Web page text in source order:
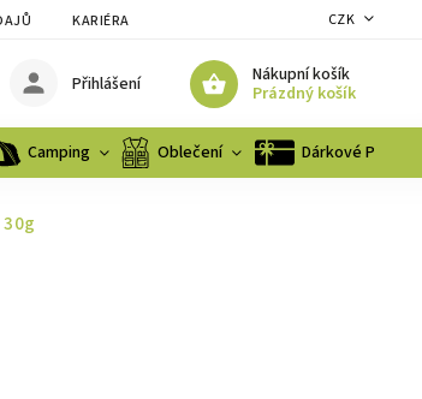
KARIÉRA CZK
Nákupní košík
Prázdný košík
Přihlášení
Camping Oblečení Dárkové